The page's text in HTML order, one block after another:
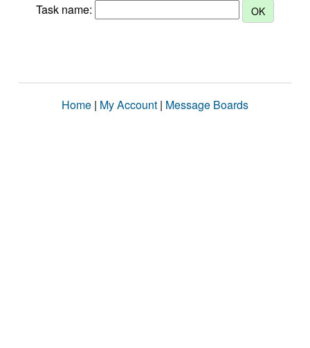
Task name:
Home | My Account | Message Boards